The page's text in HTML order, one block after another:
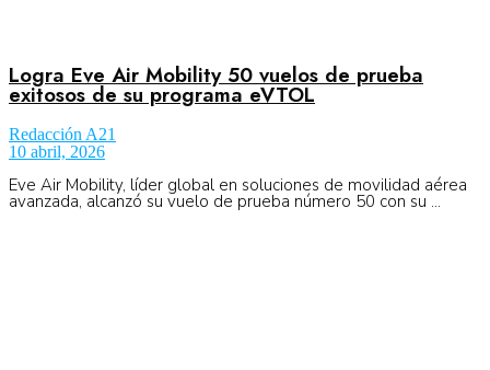
Logra Eve Air Mobility 50 vuelos de prueba
exitosos de su programa eVTOL
Redacción A21
10 abril, 2026
Eve Air Mobility, líder global en soluciones de movilidad aérea
avanzada, alcanzó su vuelo de prueba número 50 con su ...